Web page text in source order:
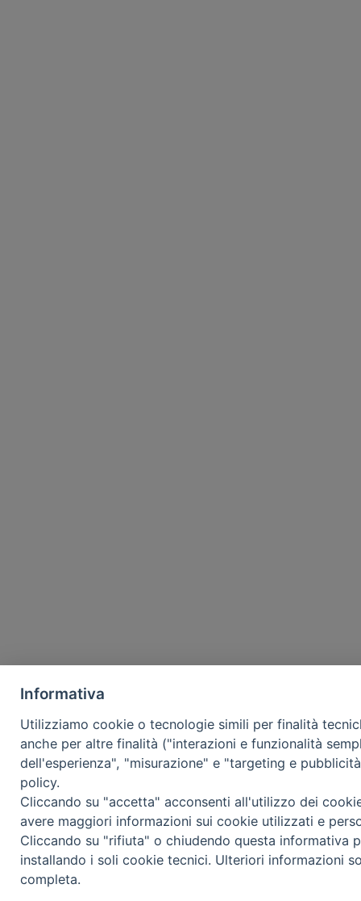
Informativa
Utilizziamo cookie o tecnologie simili per finalità
anche per altre finalità ("interazioni e funzionalità
dell'esperienza", "misurazione" e "targeting e
policy.
Cliccando su "accetta" acconsenti all'utilizzo dei
avere maggiori informazioni sui cookie utilizzati e
Cliccando su "rifiuta" o chiudendo questa informativa
installando i soli cookie tecnici. Ulteriori informazioni
completa.